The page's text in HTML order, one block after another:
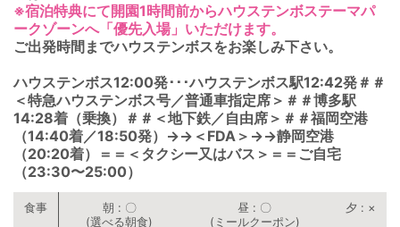
※宿泊特典にて開園1時間前からハウステンボステーマパ
ークゾーンへ「優先入場」いただけます。
ご出発時間までハウステンボスをお楽しみ下さい。
ハウステンボス12:00発･･･ハウステンボス駅12:42発＃＃
＜特急ハウステンボス号／普通車指定席＞＃＃博多駅
14:28着（乗換）＃＃＜地下鉄／自由席＞＃＃福岡空港
（14:40着／18:50発） →→ ＜FDA＞ →→静岡空港
（20:20着）＝＝＜タクシー又はバス＞＝＝ご自宅
（23:30〜25:00）
朝
〇
(選べる朝食)
昼
〇
(ミールクーポン)
夕 ×